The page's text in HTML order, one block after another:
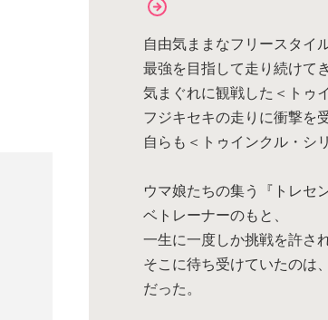
自由気ままなフリースタイ
最強を目指して走り続けて
気まぐれに観戦した＜トゥ
フジキセキの走りに衝撃を
自らも＜トゥインクル・シ
ウマ娘たちの集う『トレセ
ベトレーナーのもと、
一生に一度しか挑戦を許さ
そこに待ち受けていたのは
だった。